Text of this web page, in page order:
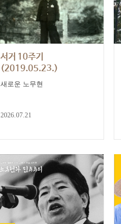
서거 10주기
(2019.05.23.)
새로운 노무현
2026.07.21